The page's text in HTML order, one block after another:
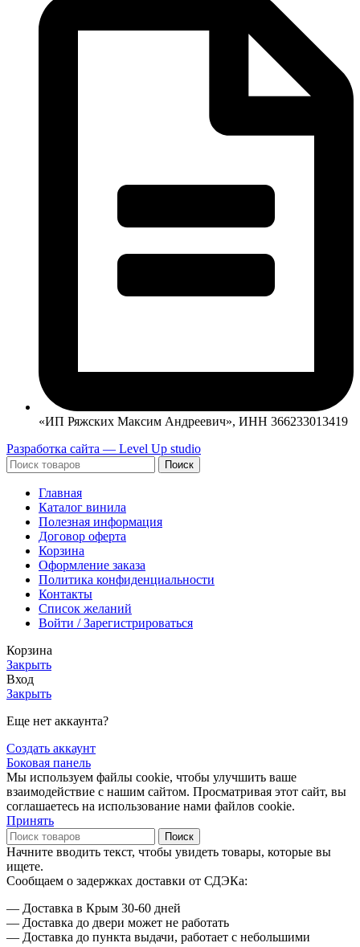
«ИП Ряжских Максим Андреевич», ИНН 366233013419
Разработка сайта — Level Up studio
Поиск
Главная
Каталог винила
Полезная информация
Договор оферта
Корзина
Оформление заказа
Политика конфиденциальности
Контакты
Список желаний
Войти / Зарегистрироваться
Корзина
Закрыть
Вход
Закрыть
Еще нет аккаунта?
Создать аккаунт
Боковая панель
Мы используем файлы cookie, чтобы улучшить ваше
взаимодействие с нашим сайтом. Просматривая этот сайт, вы
соглашаетесь на использование нами файлов cookie.
Принять
Поиск
Начните вводить текст, чтобы увидеть товары, которые вы
ищете.
Сообщаем о задержках доставки от СДЭКа:
— Доставка в Крым 30-60 дней
— Доставка до двери может не работать
— Доставка до пункта выдачи, работает с небольшими